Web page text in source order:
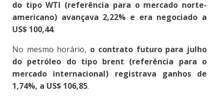
do tipo WTI (referência para o mercado norte-
americano) avançava 2,22% e era negociado a
US$ 100,44.
No mesmo horário, o contrato futuro para julho
do petróleo do tipo brent (referência para o
mercado internacional) registrava ganhos de
1,74%, a US$ 106,85.